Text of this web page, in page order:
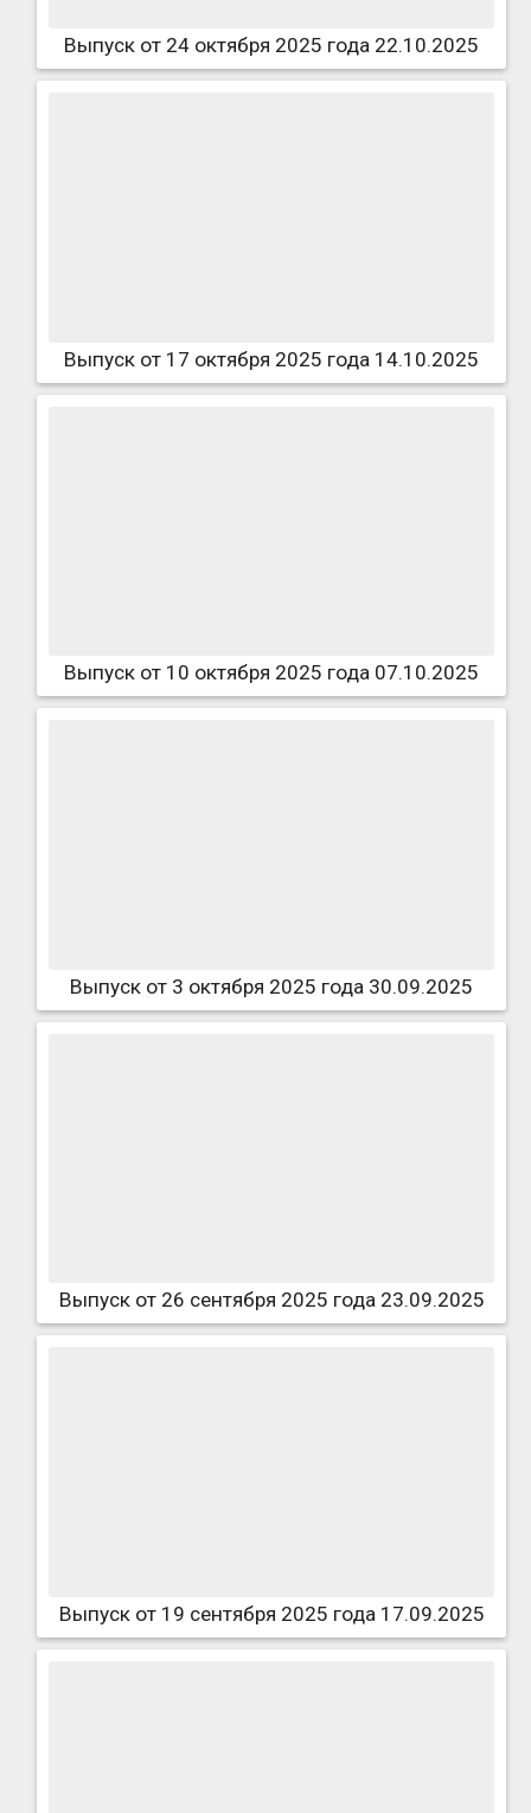
Выпуск от 24 октября 2025 года 22.10.2025
Выпуск от 17 октября 2025 года 14.10.2025
Выпуск от 10 октября 2025 года 07.10.2025
Выпуск от 3 октября 2025 года 30.09.2025
Выпуск от 26 сентября 2025 года 23.09.2025
Выпуск от 19 сентября 2025 года 17.09.2025